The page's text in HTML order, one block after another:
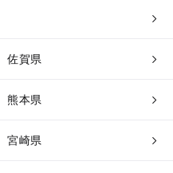
佐賀県
熊本県
宮崎県